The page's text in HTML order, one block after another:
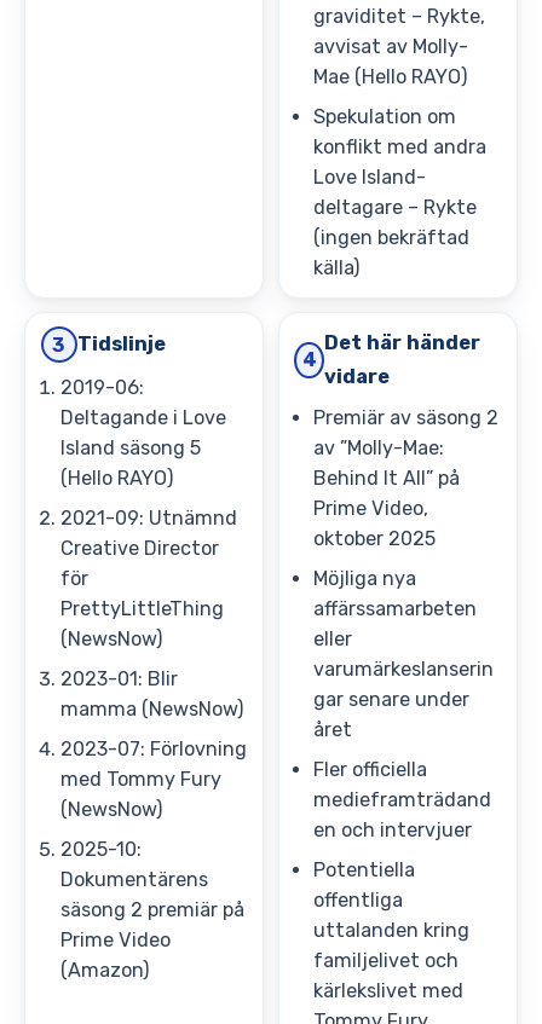
graviditet – Rykte,
avvisat av Molly-
Mae (Hello RAYO)
Spekulation om
konflikt med andra
Love Island-
deltagare – Rykte
(ingen bekräftad
källa)
3
Tidslinje
2019-06:
Deltagande i Love
Island säsong 5
(Hello RAYO)
2021-09: Utnämnd
Creative Director
för
PrettyLittleThing
(NewsNow)
2023-01: Blir
mamma (NewsNow)
2023-07: Förlovning
med Tommy Fury
(NewsNow)
2025-10:
Dokumentärens
säsong 2 premiär på
Prime Video
(Amazon)
4
Det här händer
vidare
Premiär av säsong 2
av ”Molly-Mae:
Behind It All” på
Prime Video,
oktober 2025
Möjliga nya
affärssamarbeten
eller
varumärkeslanserin
gar senare under
året
Fler officiella
medieframträdand
en och intervjuer
Potentiella
offentliga
uttalanden kring
familjelivet och
kärlekslivet med